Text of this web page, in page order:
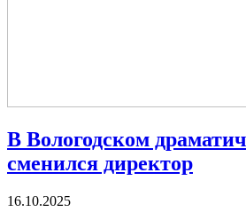
В Вологодском
сменился директор
16.10.2025